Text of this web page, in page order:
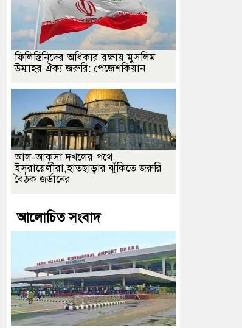
ফিলিস্তিনিদের অধিকার রক্ষায় মুসলিম
উম্মাহর ঐক্য জরুরি: পেজেশকিয়ান
আল-আকসা দখলের পথে
ইসরায়েলীরা,হাতছাড়ার ঝুঁকিতে জরুরি
বৈঠক জর্ডানের
আলোচিত সংবাদ